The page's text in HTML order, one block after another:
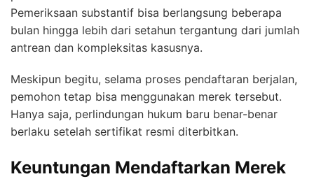
Pemeriksaan substantif bisa berlangsung beberapa
bulan hingga lebih dari setahun tergantung dari jumlah
antrean dan kompleksitas kasusnya.
Meskipun begitu, selama proses pendaftaran berjalan,
pemohon tetap bisa menggunakan merek tersebut.
Hanya saja, perlindungan hukum baru benar-benar
berlaku setelah sertifikat resmi diterbitkan.
Keuntungan Mendaftarkan Merek